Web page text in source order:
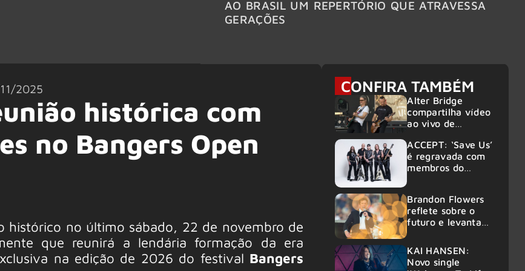
AO BRASIL UM REPERTÓRIO QUE ATRAVESSA
GERAÇÕES
2025
histórica com
no Bangers Open
histórico no último sábado, 22 de novembro de
que reunirá a lendária formação da era
na edição de 2026 do festival Bangers
CONFIRA TAMBÉM
Alter Bridge
compartilha vídeo
ao vivo de
no Rock am Ring
2026
ACCEPT: ‘Save Us’
é regravada com
membros do
Brandon Flowers
reflete sobre o
futuro e levanta
deixar os palcos
KAI HANSEN:
Novo single